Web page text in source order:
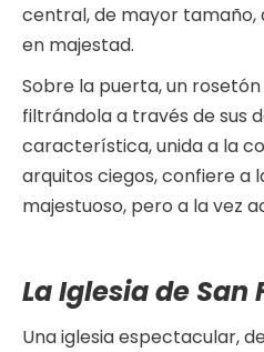
central, de mayor tamaño,
en majestad.
Sobre la puerta, un
filtrándola a través de sus
característica, unida a la
arquitos ciegos, confiere a
majestuoso, pero a la vez
La Iglesia de San
Una iglesia espectacular,